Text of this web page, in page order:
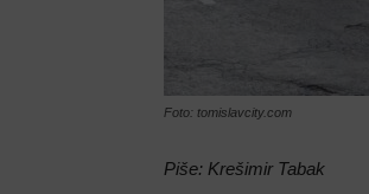
Foto: tomislavcity.com
Piše: Krešimir Tabak